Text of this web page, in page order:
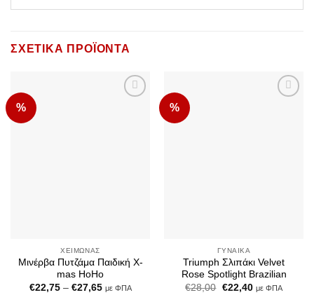
ΣΧΕΤΙΚΆ ΠΡΟΪΌΝΤΑ
%
ΧΕΙΜΏΝΑΣ
Μινέρβα Πυτζάμα Παιδική X-
mas HoHo
€22,75 – €27,65Price
range:
με ΦΠΑ
%
ΓΥΝΑΊΚΑ
Triumph Σλιπάκι Velvet
Rose Spotlight Brazilian
€28,00 Original
price
€22,40Η
τρέχουσα
με ΦΠΑ